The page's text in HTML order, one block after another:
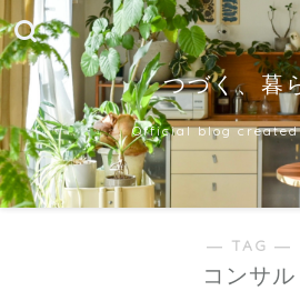
つづく、暮
Official blog
― TAG ―
コンサル